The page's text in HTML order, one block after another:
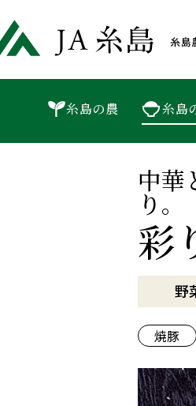
糸島の農 糸島
糸島の食 簡単！
中華
り。
彩
野
焼豚